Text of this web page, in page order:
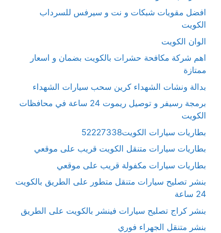
افضل مقويات شبكات و نت و سيرفس للسرداب
الكويت
الوان الكويت
اهم شركة مكافحة حشرات بالكويت بضمان و اسعار
ممتازة
بدالة ونشات الشهداء كرين سحب سيارات الشهداء
برمجة رسيفر و توصيل ريموت 24 ساعة في محافظات
الكويت
بطاريات سيارات الكويت52227338
بطاريات سيارات متنقل الكويت قريب على موقعي
بطاريات سيارات مكفولة قريب على موقعي
بنشر تصليح سيارات متنقل متطور على الطريق بالكويت
24 ساعة
بنشر كراج تصليح سيارات فينشر بالكويت على الطريق
بنشر متنقل الجهراء فوري